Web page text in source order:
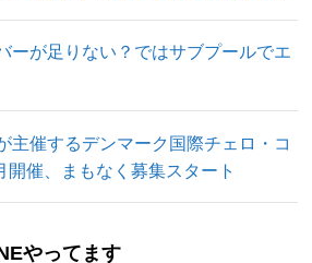
ーが足りない？ではサブプールでエ
主催するデンマーク国際チェロ・コ
開催、まもなく募集スタート
やってます